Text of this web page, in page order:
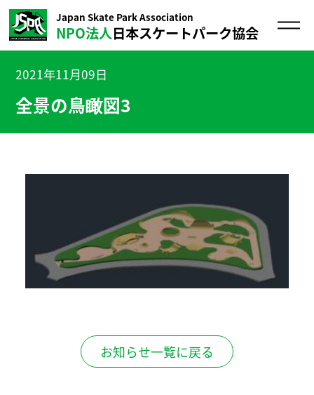
Japan Skate Park Association
NPO法人日本スケートパーク協会
2021年11月09日
全景の鳥瞰図3
お知らせ一覧に戻る